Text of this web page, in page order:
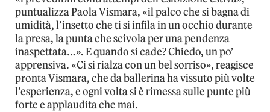
puntualizza Paola Vismara, «il palco che si bagna di
umidità, l’insetto che ti si infila in un occhio durante
la presa, la punta che scivola per una pendenza
inaspettata…». E quando si cade? Chiedo, un po’
apprensiva. «Ci si rialza con un bel sorriso», reagisce
pronta Vismara, che da ballerina ha vissuto più volte
l’esperienza, e ogni volta si è rimessa sulle punte più
forte e applaudita che mai.